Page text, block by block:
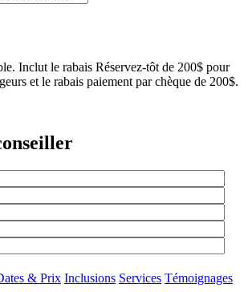
Inclut le rabais Réservez-tôt de 200$ pour
et le rabais paiement par chèque de 200$.
& Prix Inclusions Services Témoignages